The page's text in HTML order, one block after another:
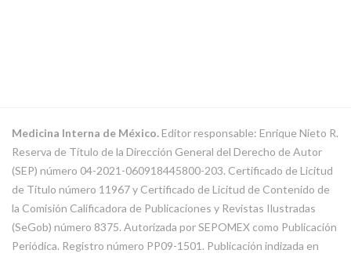
Medicina Interna de México.Editor responsable: Enrique Nieto R.
Reserva de Título de la Dirección General del Derecho de Autor
(SEP) número 04-2021-060918445800-203. Certificado de Licitud
de Título número 11967 y Certificado de Licitud de Contenido de
la Comisión Calificadora de Publicaciones y Revistas Ilustradas
(SeGob) número 8375. Autorizada por SEPOMEX como Publicación
Periódica. Registro número PP09-1501. Publicación indizada en